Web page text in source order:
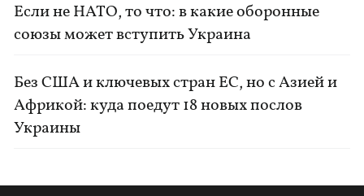
Если не НАТО, то что: в какие оборонные
союзы может вступить Украина
Без США и ключевых стран ЕС, но с Азией и
Африкой: куда поедут 18 новых послов
Украины